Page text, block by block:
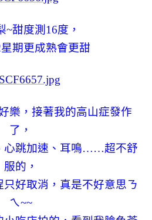
~甜度測16度，
期更成熟會更甜
樂，接著我的高山症發作
了，
心跳加速、耳鳴……超不舒
服的，
好取消，真是不好意思ㄋ
ㄟ~~